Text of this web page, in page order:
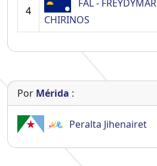
4
FAL - FREYDYMAR
CHIRINOS
Por Mérida :
Peralta Jihenairet